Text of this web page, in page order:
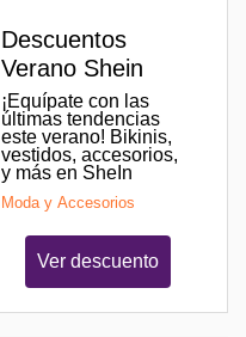
Descuentos
Verano Shein
¡Equípate con las
últimas tendencias
este verano! Bikinis,
vestidos, accesorios,
y más en SheIn
Moda y Accesorios
Ver descuento